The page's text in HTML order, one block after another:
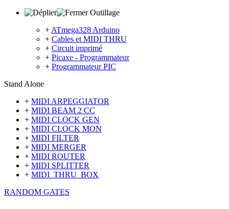
Outillage
+ ATmega328 Arduino
+ Cables et MIDI THRU
+ Circuit imprimé
+ Picaxe - Programmateur
+ Programmateur PIC
Stand Alone
+ MIDI ARPEGGIATOR
+ MIDI BEAM 2 CC
+ MIDI CLOCK GEN
+ MIDI CLOCK MON
+ MIDI FILTER
+ MIDI MERGER
+ MIDI ROUTER
+ MIDI SPLITTER
+ MIDI_THRU_BOX
RANDOM GATES